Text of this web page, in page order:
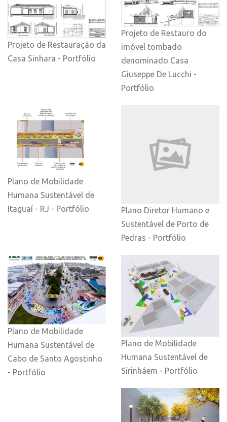
Projeto de Restauração da
Casa Sinhara - Portfólio
Projeto de Restauro do
imóvel tombado
denominado Casa
Giuseppe De Lucchi -
Portfólio
Plano de Mobilidade
Humana Sustentável de
Itaguaí - RJ - Portfólio
Plano Diretor Humano e
Sustentável de Porto de
Pedras - Portfólio
Plano de Mobilidade
Humana Sustentável de
Cabo de Santo Agostinho
- Portfólio
Plano de Mobilidade
Humana Sustentável de
Sirinháem - Portfólio